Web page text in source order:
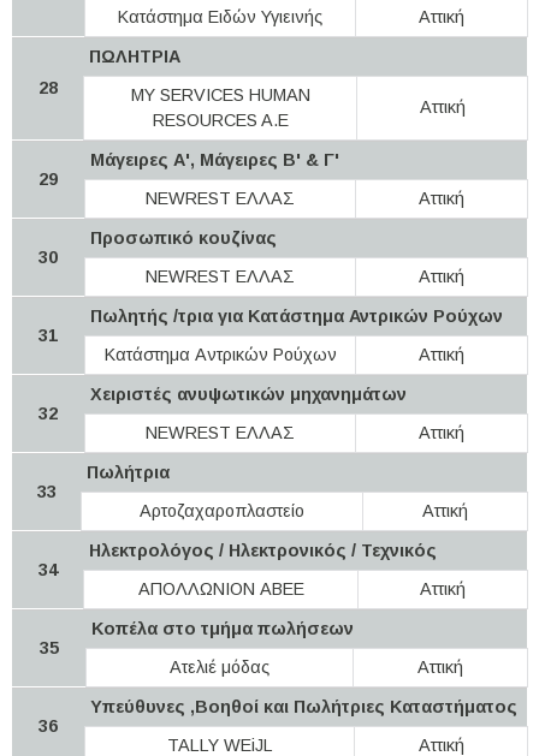
Κατάστημα Ειδών Υγιεινής
Αττική
28
ΠΩΛΗΤΡΙΑ
MY SERVICES HUMAN
RESOURCES A.E
Αττική
29
Μάγειρες Α', Μάγειρες Β' & Γ'
NEWREST ΕΛΛΑΣ
Αττική
30
Προσωπικό κουζίνας
NEWREST ΕΛΛΑΣ
Αττική
31
Πωλητής /τρια για Κατάστημα Αντρικών Ρούχων
Κατάστημα Αντρικών Ρούχων
Αττική
32
Χειριστές ανυψωτικών μηχανημάτων
NEWREST ΕΛΛΑΣ
Αττική
33
Πωλήτρια
Αρτοζαχαροπλαστείο
Αττική
34
Ηλεκτρολόγος / Ηλεκτρονικός / Τεχνικός
ΑΠΟΛΛΩΝΙΟΝ ΑΒΕΕ
Αττική
35
Κοπέλα στο τμήμα πωλήσεων
Ατελιέ μόδας
Αττική
36
Υπεύθυνες ,Βοηθοί και Πωλήτριες Καταστήματος
TALLY WEiJL
Αττική